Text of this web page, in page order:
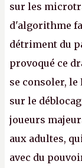
sur les
d'algorithme
détriment du
provoqué ce
se consoler, le
sur le
joueurs
aux adultes,
avec du